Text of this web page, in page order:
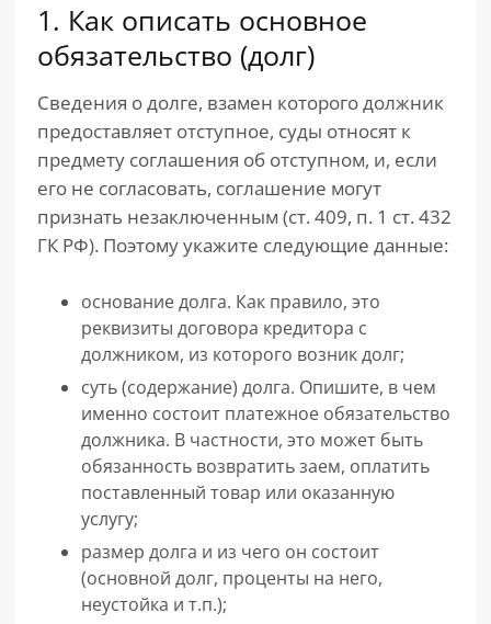
1. Как описать основное
обязательство (долг)
Сведения о долге, взамен которого должник
предоставляет отступное, суды относят к
предмету соглашения об отступном, и, если
его не согласовать, соглашение могут
признать незаключенным (ст. 409, п. 1 ст. 432
ГК РФ). Поэтому укажите следующие данные:
основание долга. Как правило, это
реквизиты договора кредитора с
должником, из которого возник долг;
суть (содержание) долга. Опишите, в чем
именно состоит платежное обязательство
должника. В частности, это может быть
обязанность возвратить заем, оплатить
поставленный товар или оказанную
услугу;
размер долга и из чего он состоит
(основной долг, проценты на него,
неустойка и т.п.);